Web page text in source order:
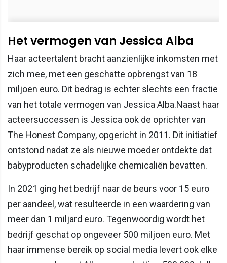
Het vermogen van Jessica Alba
Haar acteertalent bracht aanzienlijke inkomsten met
zich mee, met een geschatte opbrengst van 18
miljoen euro. Dit bedrag is echter slechts een fractie
van het totale vermogen van Jessica Alba.Naast haar
acteersuccessen is Jessica ook de oprichter van
The Honest Company, opgericht in 2011. Dit initiatief
ontstond nadat ze als nieuwe moeder ontdekte dat
babyproducten schadelijke chemicaliën bevatten.
In 2021 ging het bedrijf naar de beurs voor 15 euro
per aandeel, wat resulteerde in een waardering van
meer dan 1 miljard euro. Tegenwoordig wordt het
bedrijf geschat op ongeveer 500 miljoen euro. Met
haar immense bereik op social media levert ook elke